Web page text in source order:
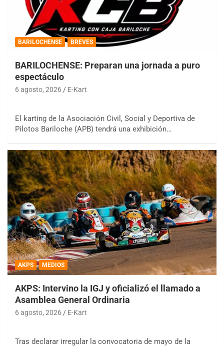
BARILOCHENSE BREVES
BARILOCHENSE: Preparan una jornada a puro
espectáculo
6 agosto, 2026 E-Kart
El karting de la Asociación Civil, Social y Deportiva de
Pilotos Bariloche (APB) tendrá una exhibición…
AKPS MEDIOS
AKPS: Intervino la IGJ y oficializó el llamado a
Asamblea General Ordinaria
6 agosto, 2026 E-Kart
Tras declarar irregular la convocatoria de mayo de la